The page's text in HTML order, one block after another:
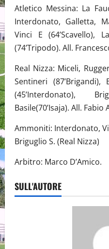
Atletico Messina: La
Interdonato, Galletta,
Vinci E (64’Scavello),
(74’Tripodo). All.
Real Nizza: Miceli,
Sentineri
(45’Interdonato),
Basile(70’Isaja). All.
Ammoniti: Interdonato,
Briguglio S. (Real Nizza)
Arbitro: Marco D’Amico.
SULL'AUTORE